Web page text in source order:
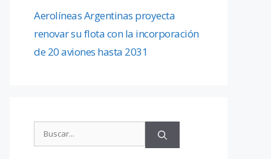
Aerolíneas Argentinas proyecta
renovar su flota con la incorporación
de 20 aviones hasta 2031